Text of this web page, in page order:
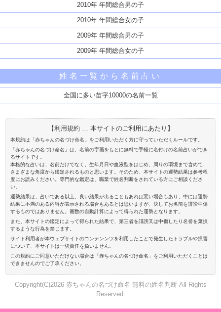
2010年 年間総合男の子
2010年 年間総合女の子
2009年 年間総合男の子
2009年 年間総合女の子
姓名一覧から名前占い
全国に多い苗字10000の名前一覧
【利用規約 … 本サイトのご利用にあたり】
本規約は「赤ちゃんの名づけ命名」をご利用いただく方に守っていただくルールです。
「赤ちゃんの名づけ命名」は、名前の字画をもとに無料で手軽に名付けの名前占いができ
るサイトです。
本格的な占いは、名前だけでなく、生年月日や血液型をはじめ、周りの環境まで含めて、
さまざまな角度から鑑定されるものと思います。そのため、本サイトの運勢結果は参考程
度にお読みください。専門的な鑑定は、職業で姓名判断をされている方にご相談くださ
い。
運勢結果は、占いである以上、良い結果が出ることもあれば悪い場合もあり、中には運勢
結果に不満のある内容が表示される場合もあるとは思いますが、決してお名前を誹謗中傷
するものではありません。画数の自動計算によって得られた運勢となります。
また、本サイトの鑑定によって得られた結果で、第三者を誹謗又は中傷したり名誉を棄損
するような行為を禁じます。
サイト利用者が本ウェブサイトのコンテンンツを利用したことで発生したトラブルや損害
について、本サイトは一切責任を負いません。
この規約にご同意いただけない場合は「赤ちゃんの名づけ命名」をご利用いただくことは
できませんのでご了承ください。
Copyright(C)2026 赤ちゃんの名づけ命名 無料の姓名判断 All Rights
Reserved.